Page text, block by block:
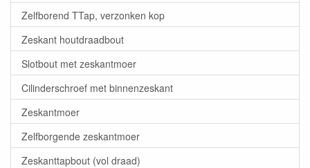
Zelfborend TTap, verzonken kop
Zeskant houtdraadbout
Slotbout met zeskantmoer
Cilinderschroef met binnenzeskant
Zeskantmoer
Zelfborgende zeskantmoer
Zeskanttapbout (vol draad)